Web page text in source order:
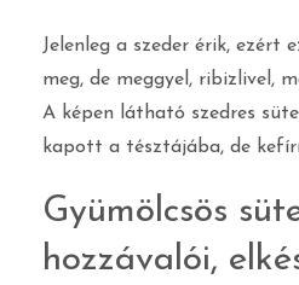
Jelenleg a szeder érik, ezért
meg, de meggyel, ribizlivel,
A képen látható szedres
kapott a tésztájába, de
Gyümölcsös
hozzávalói,